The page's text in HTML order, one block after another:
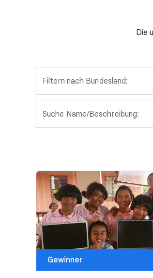
Die
Filtern nach Bundesland:
Suche Name/Beschreibung:
Gewinner